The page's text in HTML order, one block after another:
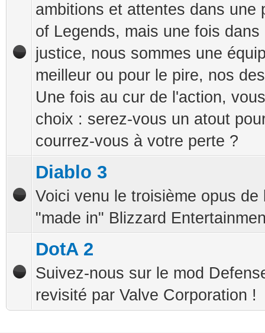
ambitions et attentes dans une
of Legends, mais une fois dans
justice, nous sommes une
meilleur ou pour le pire, nos
Une fois au cur de l'action,
choix : serez-vous un atout
courrez-vous à votre perte ?
Diablo 3
Voici venu le troisième opus de
"made in" Blizzard
DotA 2
Suivez-nous sur le mod
revisité par Valve Corporation !